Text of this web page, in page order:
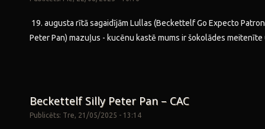
19. augusta rītā sagaidījām Lullas (Beckettelf Go Expecto
Peter Pan) mazuļus - kucēnu kastē mums ir šokolādes
Beckettelf Silly Peter Pan – CAC
Publicēts: Tre, 21/05/2025 - 13:14